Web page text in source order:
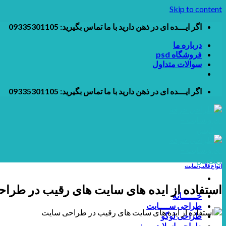
Skip to content
اگر ایـــده ای در ذهن دارید با ما تماس بگیرید: 09335301105
درباره ما
فروشگاه psd
سوالات متداول
اگر ایـــده ای در ذهن دارید با ما تماس بگیرید: 09335301105
خــــــانه
طراحی ســــایت
طراحی لوگو
انواع قالب سایت
استفاده از ایده های سایت های رقیب در